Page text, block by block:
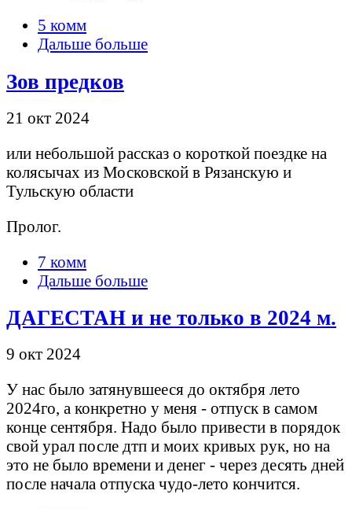
5 комм
Дальше больше
Зов предков
21 окт 2024
или небольшой рассказ о короткой поездке на
колясычах из Московской в Рязанскую и
Тульскую области
Пролог.
7 комм
Дальше больше
ДАГЕСТАН и не только в 2024 м.
9 окт 2024
У нас было затянувшееся до октября лето
2024го, а конкретно у меня - отпуск в самом
конце сентября. Надо было привести в порядок
свой урал после дтп и моих кривых рук, но на
это не было времени и денег - через десять дней
после начала отпуска чудо-лето кончится.